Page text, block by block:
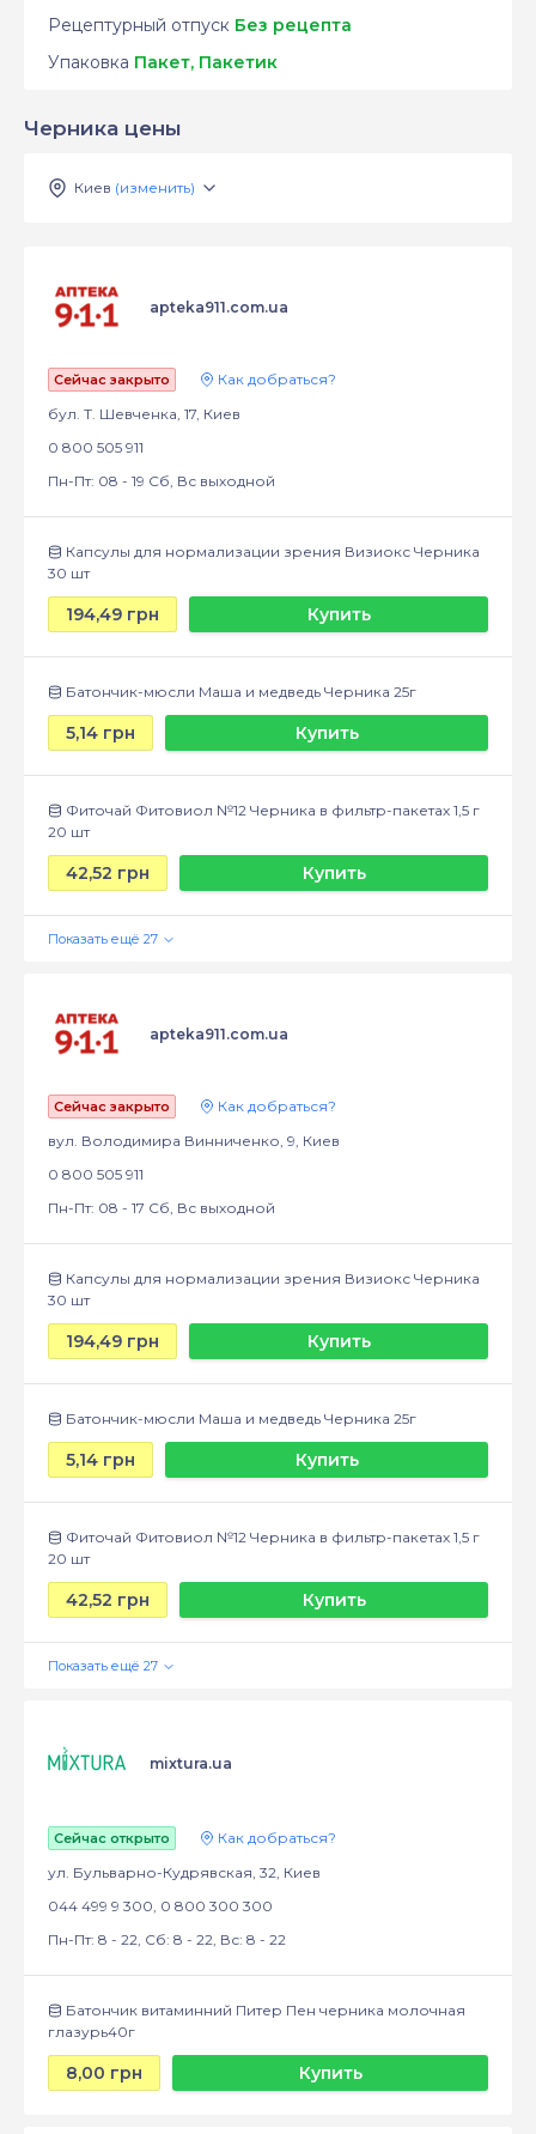
Рецептурный отпуск Без рецепта
Упаковка Пакет, Пакетик
Черника цены
Киев (изменить)
apteka911.com.ua
Сейчас закрыто
Как добраться?
бул. Т. Шевченка, 17, Киев
0 800 505 911
Пн-Пт: 08 - 19 Сб, Вс выходной
Капсулы для нормализации зрения Визиокс Черника
30 шт
194,49 грн Купить
Батончик-мюсли Маша и медведь Черника 25г
5,14 грн Купить
Фиточай Фитовиол №12 Черника в фильтр-пакетах 1,5 г
20 шт
42,52 грн Купить
apteka911.com.ua
Сейчас закрыто
Как добраться?
вул. Володимира Винниченко, 9, Киев
0 800 505 911
Пн-Пт: 08 - 17 Сб, Вс выходной
Капсулы для нормализации зрения Визиокс Черника
30 шт
194,49 грн Купить
Батончик-мюсли Маша и медведь Черника 25г
5,14 грн Купить
Фиточай Фитовиол №12 Черника в фильтр-пакетах 1,5 г
20 шт
42,52 грн Купить
mixtura.ua
Сейчас открыто
Как добраться?
ул. Бульварно-Кудрявская, 32, Киев
044 499 9 300, 0 800 300 300
Пн-Пт: 8 - 22, Сб: 8 - 22, Вс: 8 - 22
Батончик витаминний Питер Пен черника молочная
глазурь40г
8,00 грн Купить